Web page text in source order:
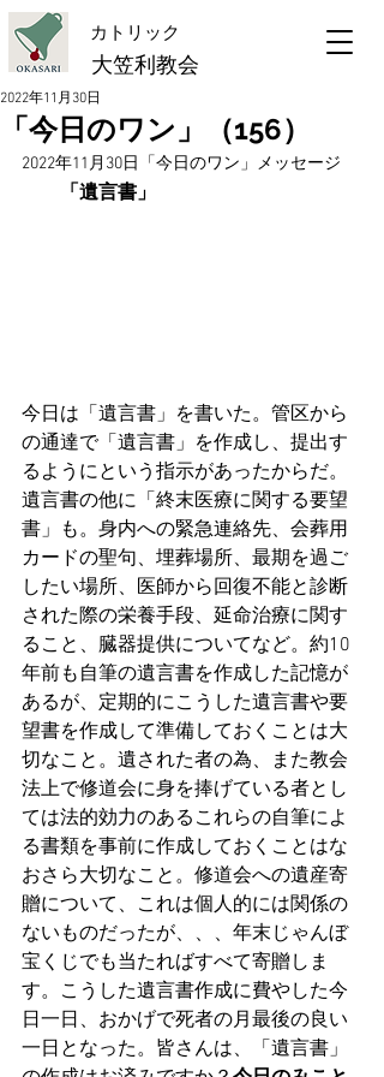
大笠利教会
​カトリック
「今日のワン」（156）
2022年11月30日
2022年11月30日「今日のワン」メッセージ
「遺言書」
今日は「遺言書」を書いた。管区から
の通達で「遺言書」を作成し、提出す
るようにという指示があったからだ。
遺言書の他に「終末医療に関する要望
書」も。身内への緊急連絡先、会葬用
カードの聖句、埋葬場所、最期を過ご
したい場所、医師から回復不能と診断
された際の栄養手段、延命治療に関す
ること、臓器提供についてなど。約10
年前も自筆の遺言書を作成した記憶が
あるが、定期的にこうした遺言書や要
望書を作成して準備しておくことは大
切なこと。遺された者の為、また教会
法上で修道会に身を捧げている者とし
ては法的効力のあるこれらの自筆によ
る書類を事前に作成しておくことはな
おさら大切なこと。修道会への遺産寄
贈について、これは個人的には関係の
ないものだったが、、、年末じゃんぼ
宝くじでも当たればすべて寄贈しま
す。こうした遺言書作成に費やした今
日一日、おかげで死者の月最後の良い
一日となった。皆さんは、「遺言書」